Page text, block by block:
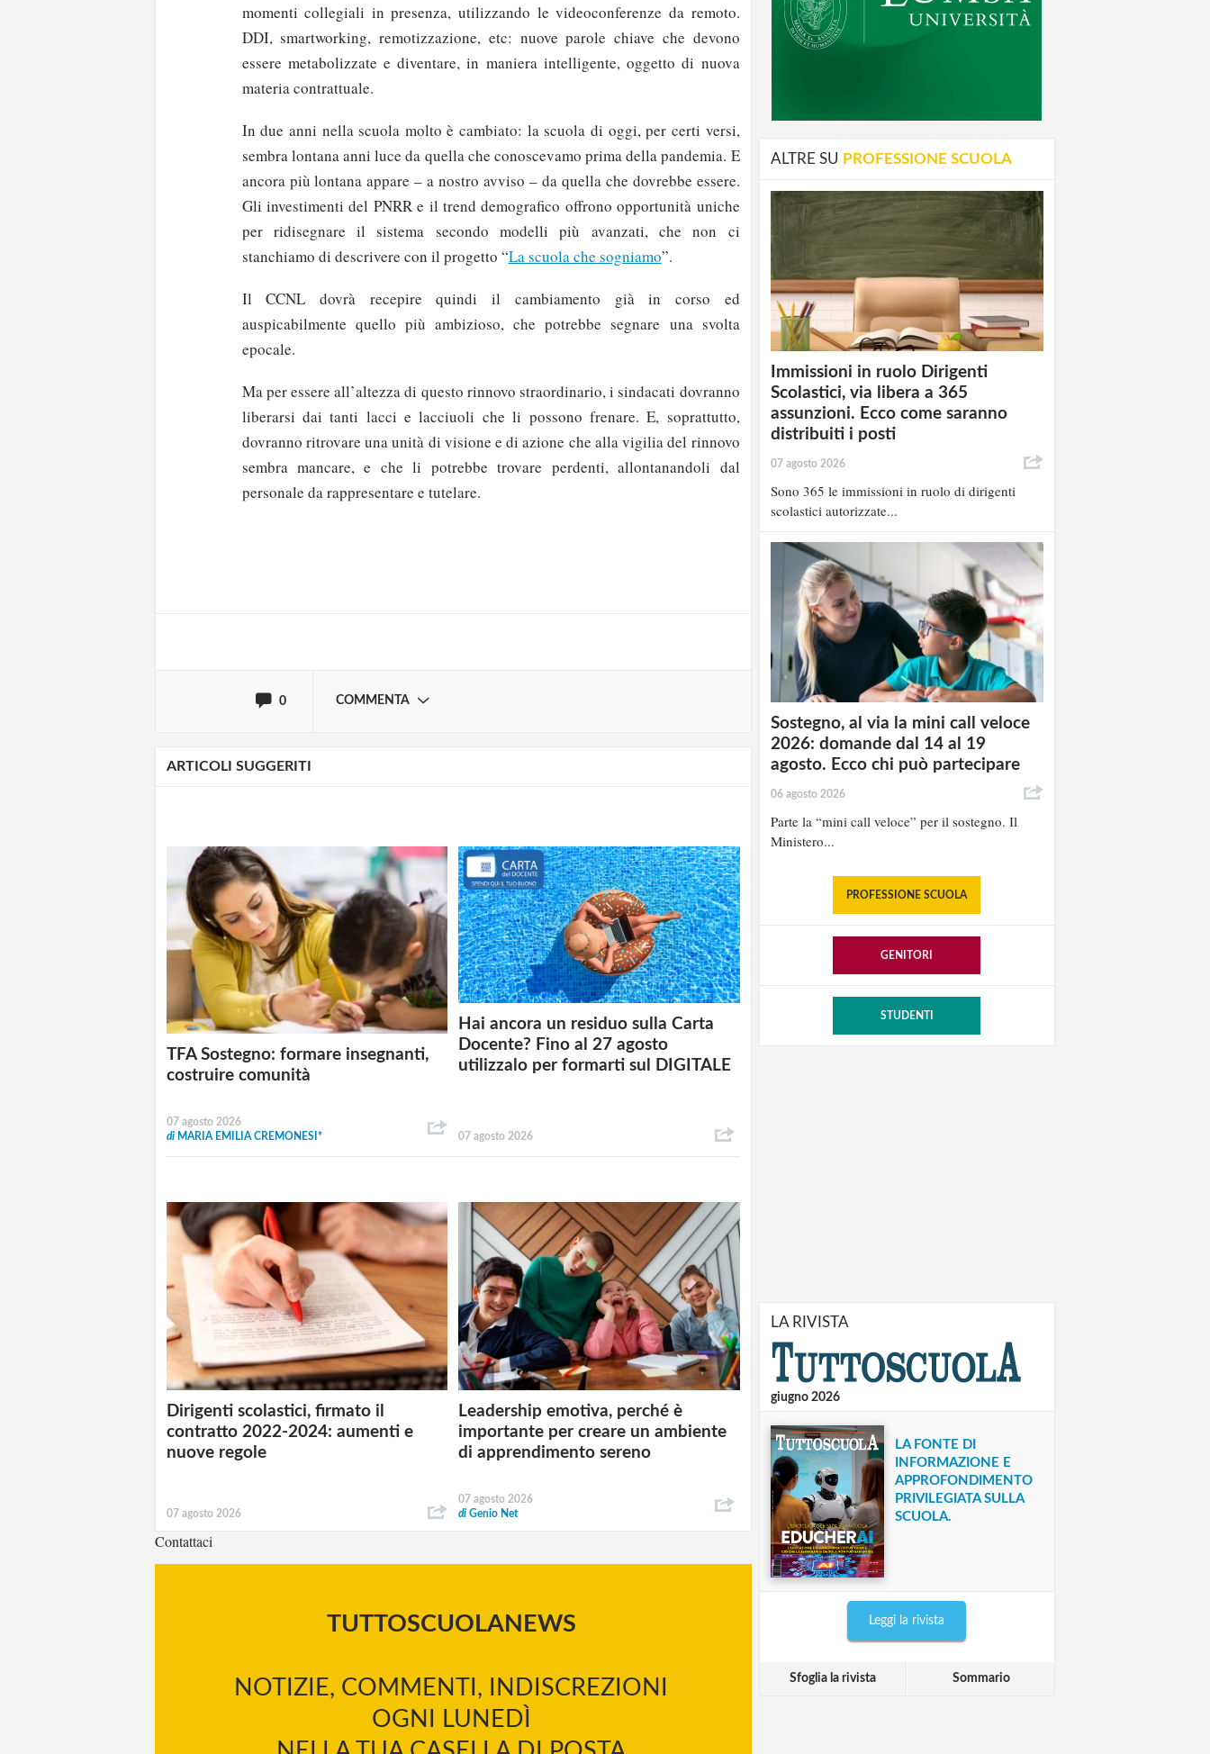
momenti collegiali in presenza, utilizzando le videoconferenze da remoto.
DDI, smartworking, remotizzazione, etc: nuove parole chiave che devono
essere metabolizzate e diventare, in maniera intelligente, oggetto di nuova
materia contrattuale.
In due anni nella scuola molto è cambiato: la scuola di oggi, per certi versi,
sembra lontana anni luce da quella che conoscevamo prima della pandemia. E
ancora più lontana appare – a nostro avviso – da quella che dovrebbe essere.
Gli investimenti del PNRR e il trend demografico offrono opportunità uniche
per ridisegnare il sistema secondo modelli più avanzati, che non ci
stanchiamo di descrivere con il progetto “La scuola che sogniamo”.
Il CCNL dovrà recepire quindi il cambiamento già in corso ed
auspicabilmente quello più ambizioso, che potrebbe segnare una svolta
epocale.
Ma per essere all’altezza di questo rinnovo straordinario, i sindacati dovranno
liberarsi dai tanti lacci e lacciuoli che li possono frenare. E, soprattutto,
dovranno ritrovare una unità di visione e di azione che alla vigilia del rinnovo
sembra mancare, e che li potrebbe trovare perdenti, allontanandoli dal
personale da rappresentare e tutelare.
0 COMMENTA
ARTICOLI SUGGERITI
TFA Sostegno: formare insegnanti,
costruire comunità
07 agosto 2026
di MARIA EMILIA CREMONESI*
Hai ancora un residuo sulla Carta
Docente? Fino al 27 agosto
utilizzalo per formarti sul DIGITALE
07 agosto 2026
Dirigenti scolastici, firmato il
contratto 2022-2024: aumenti e
nuove regole
07 agosto 2026
Leadership emotiva, perché è
importante per creare un ambiente
di apprendimento sereno
07 agosto 2026
diGenio Net
Contattaci
TUTTOSCUOLANEWS
NOTIZIE, COMMENTI, INDISCREZIONI
OGNI LUNEDÌ
ALTRE SU PROFESSIONE SCUOLA
Immissioni in ruolo Dirigenti
Scolastici, via libera a 365
assunzioni. Ecco come saranno
distribuiti i posti
07 agosto 2026
Sono 365 le immissioni in ruolo di dirigenti
scolastici autorizzate...
Sostegno, al via la mini call veloce
2026: domande dal 14 al 19
agosto. Ecco chi può partecipare
06 agosto 2026
Parte la “mini call veloce” per il sostegno. Il
Ministero...
PROFESSIONE SCUOLA
GENITORI
STUDENTI
LA RIVISTA
giugno 2026
LA FONTE DI
INFORMAZIONE E
APPROFONDIMENTO
PRIVILEGIATA SULLA
SCUOLA.
Leggi la rivista
Sfoglia la rivista Sommario